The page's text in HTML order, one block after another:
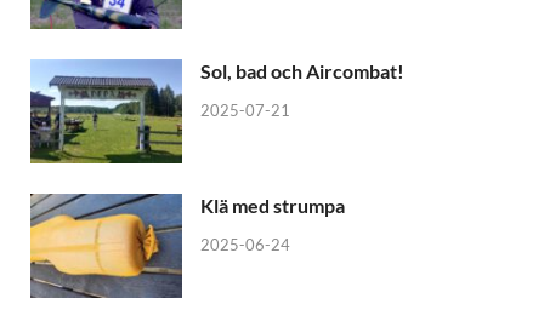
Sol, bad och Aircombat!
2025-07-21
Klä med strumpa
2025-06-24